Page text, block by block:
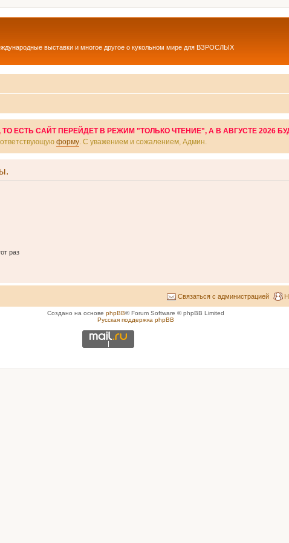
выставки и многое другое о кукольном мире для ВЗРОСЛЫХ
ЕСТЬ САЙТ ПЕРЕЙДЕТ В РЕЖИМ "ТОЛЬКО ЧТЕНИЕ", А В АВГУСТЕ 2026
форму . С уважением и сожалением, Админ.
раз
Связаться с администрацией
Создано на основе phpBB® Forum Software © phpBB Limited
Русская поддержка phpBB